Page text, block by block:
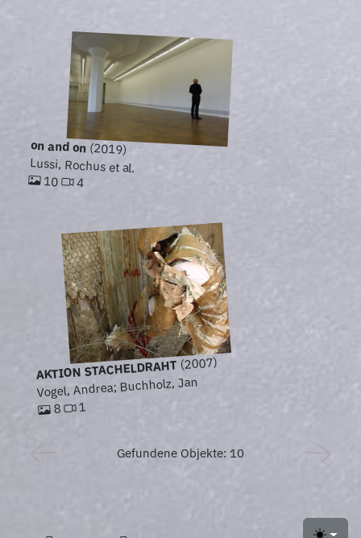
on and on(2019)
Lussi, Rochus et al.
10 4
AKTION STACHELDRAHT (2007)
Vogel, Andrea; Buchholz, Jan
8 1
Gefundene Objekte: 10